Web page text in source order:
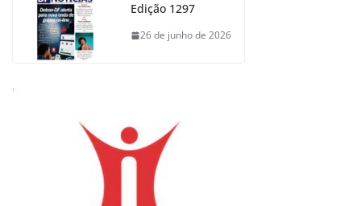
Edição 1297
26 de junho de 2026